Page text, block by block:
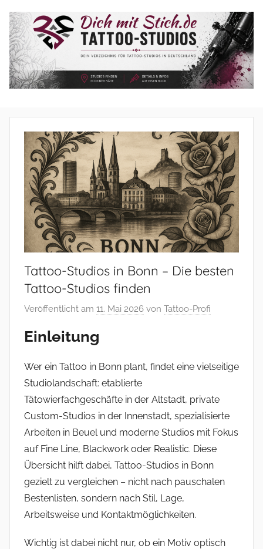
Inhalt
springen
Studios
Dich-
mit-
Stich.de
Tattoo-Studios in Bonn – Die besten
Tattoo-Studios finden
Veröffentlicht am 11. Mai 2026 von Tattoo-Profi
Einleitung
Wer ein Tattoo in Bonn plant, findet eine vielseitige
Studiolandschaft: etablierte
Tätowierfachgeschäfte in der Altstadt, private
Custom-Studios in der Innenstadt, spezialisierte
Arbeiten in Beuel und moderne Studios mit Fokus
auf Fine Line, Blackwork oder Realistic. Diese
Übersicht hilft dabei, Tattoo-Studios in Bonn
gezielt zu vergleichen – nicht nach pauschalen
Bestenlisten, sondern nach Stil, Lage,
Arbeitsweise und Kontaktmöglichkeiten.
Wichtig ist dabei nicht nur, ob ein Motiv optisch